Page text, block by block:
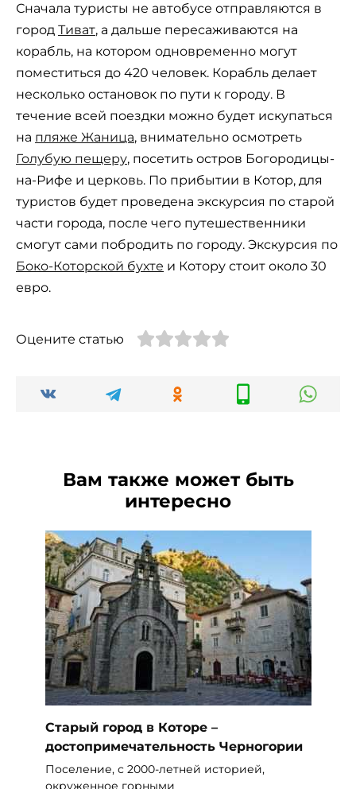
Сначала туристы не автобусе отправляются в
город Тиват, а дальше пересаживаются на
корабль, на котором одновременно могут
поместиться до 420 человек. Корабль делает
несколько остановок по пути к городу. В
течение всей поездки можно будет искупаться
на пляже Жаница, внимательно осмотреть
Голубую пещеру, посетить остров Богородицы-
на-Рифе и церковь. По прибытии в Котор, для
туристов будет проведена экскурсия по старой
части города, после чего путешественники
смогут сами побродить по городу. Экскурсия по
Боко-Которской бухте и Котору стоит около 30
евро.
Оцените статью
Вам также может быть
интересно
Старый город в Которе –
достопримечательность Черногории
Поселение, с 2000-летней историей,
окруженное горными